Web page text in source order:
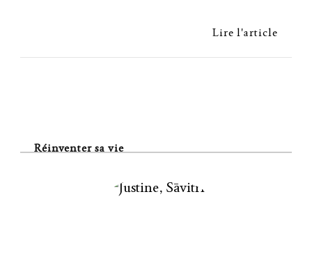
Lire l'article
Réinventer sa vie